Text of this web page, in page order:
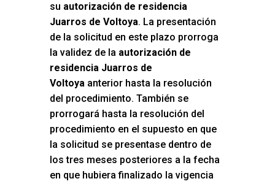
su autorización de residencia
Juarros de Voltoya. La presentación
de la solicitud en este plazo prorroga
la validez de la autorización de
residencia Juarros de
Voltoyaanterior hasta la resolución
del procedimiento. También se
prorrogará hasta la resolución del
procedimiento en el supuesto en que
la solicitud se presentase dentro de
los tres meses posteriores a la fecha
en que hubiera finalizado la vigencia